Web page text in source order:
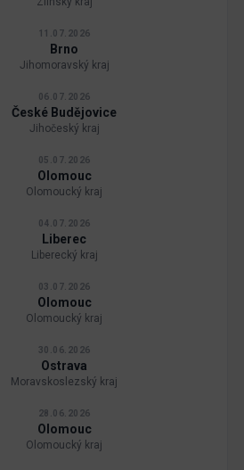
11.07.2026
Brno
Jihomoravský kraj
06.07.2026
České Budějovice
Jihočeský kraj
05.07.2026
Olomouc
Olomoucký kraj
04.07.2026
Liberec
Liberecký kraj
03.07.2026
Olomouc
Olomoucký kraj
30.06.2026
Ostrava
Moravskoslezský kraj
28.06.2026
Olomouc
Olomoucký kraj